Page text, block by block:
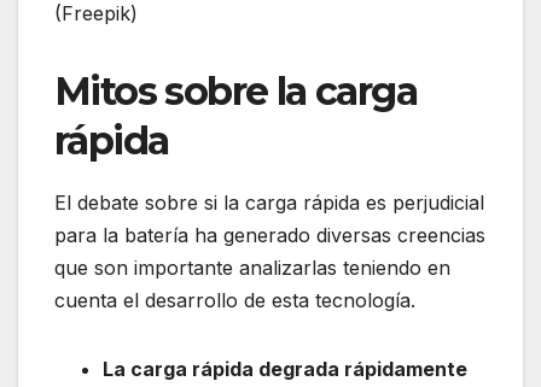
(Freepik)
Mitos sobre la carga
rápida
El debate sobre si la carga rápida es perjudicial
para la batería ha generado diversas creencias
que son importante analizarlas teniendo en
cuenta el desarrollo de esta tecnología.
La carga rápida degrada rápidamente